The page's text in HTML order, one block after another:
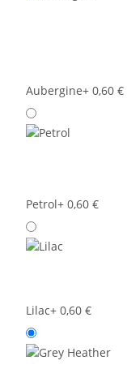
Aubergine+ 0,60 €
Petrol+ 0,60 €
Lilac+ 0,60 €